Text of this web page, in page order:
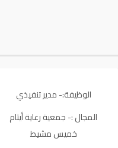
الوظيفة:- مدير تنفيذي
المجال :- جمعية رعاية أيتام
خميس مشيط